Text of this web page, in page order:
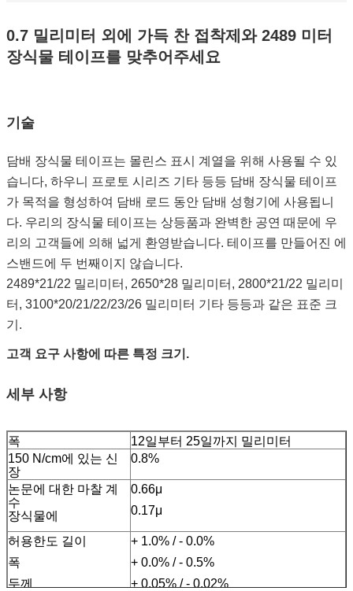
0.7 밀리미터 외에 가득 찬 접착제와 2489 미터
장식물 테이프를 맞추어주세요
기술
담배 장식물 테이프는 몰린스 표시 계열을 위해 사용될 수 있
습니다, 하우니 프로토 시리즈 기타 등등 담배 장식물 테이프
가 목적을 형성하여 담배 로드 동안 담배 성형기에 사용됩니
다. 우리의 장식물 테이프는 상등품과 완벽한 공연 때문에 우
리의 고객들에 의해 넓게 환영받습니다. 테이프를 만들어진 에
스밴드에 두 번째이지 않습니다.
2489*21/22 밀리미터, 2650*28 밀리미터, 2800*21/22 밀리미
터, 3100*20/21/22/23/26 밀리미터 기타 등등과 같은 표준 크
기.
고객 요구 사항에 따른 특정 크기.
세부 사항
폭
12일부터 25일까지 밀리미터
150 N/cm에 있는 신
장
0.8%
논문에 대한 마찰 계
수
장식물에
0.66μ
0.17μ
허용한도 길이
폭
두께
+ 1.0% / - 0.0%
+ 0.0% / - 0.5%
+ 0.05% / - 0.02%